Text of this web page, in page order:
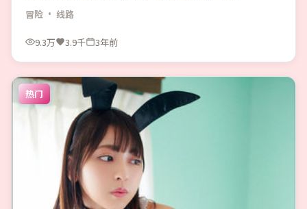
冒险 · 线路
9.3万 3.9千 3年前
热门